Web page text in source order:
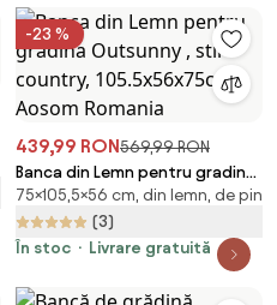
-23 %
439,99 RON569,99 RON
Banca din Lemn pentru gradina
Outsunny , stil country,
105.5x56x75cm | Aosom
Romania
75×105,5×56 cm, din lemn, de pin
(3)
În stoc
Livrare gratuită